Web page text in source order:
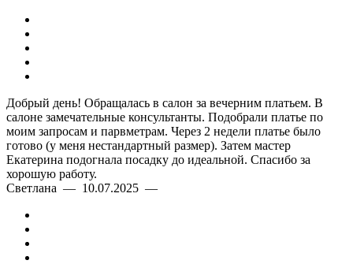
Добрый день! Обращалась в салон за вечерним платьем. В
салоне замечательные консультанты. Подобрали платье по
моим запросам и парвметрам. Через 2 недели платье было
готово (у меня нестандартный размер). Затем мастер
Екатерина подогнала посадку до идеальной. Спасибо за
хорошую работу.
Светлана — 10.07.2025 —